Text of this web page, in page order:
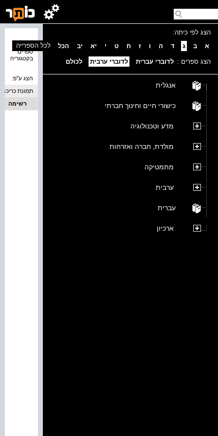
הצג לפי כיתה:
א
ב ג ד ה ו ז ח ט י יא יב הכל
הצג ספרים : לדוברי עברית לדוברי ערבית לכולם
אנגלית
כישורי חיים וחינוך חברתי
מדע וטכנולוגיה
מולדת, חברה ואזרחות
מתמטיקה
ערבית
עברית
ארכיון
ספרים
בקטגוריה
לכל הספרייה
הצג ע''פ:
תמונת כריכה
רשימה